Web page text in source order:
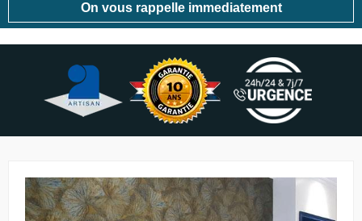
On vous rappelle immediatement